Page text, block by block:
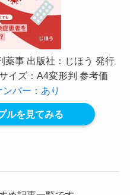
薬事 出版社：じほう 発行
イズ：A4変形判 参考価
バー：あり
ルを見てみる